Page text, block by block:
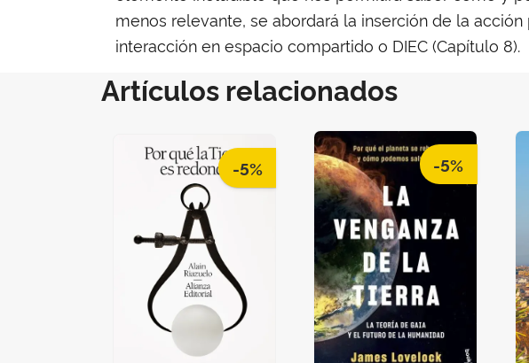
menos relevante, se abordará la inserción de la
interacción en espacio compartido o DIEC (Capítulo 8).
Artículos relacionados
-5% -5%